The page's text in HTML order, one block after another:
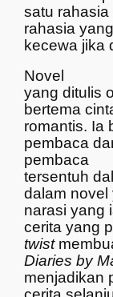
satu
rahasia
kecewa jika
Novel
yang ditulis
bertema
romantis. Ia
pembaca
pembaca
tersentuh
dalam novel
narasi yang
cerita yang
twist
Diaries by
menjadikan